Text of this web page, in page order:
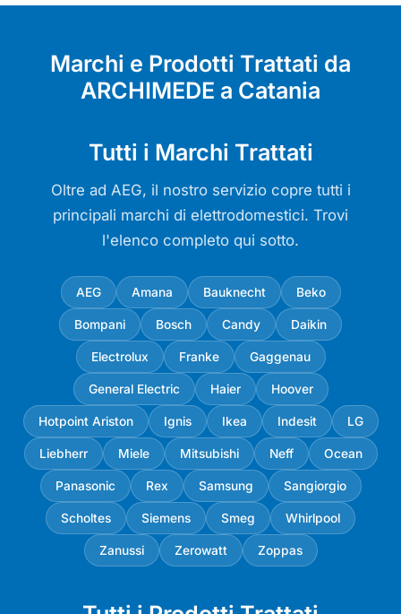
Marchi e Prodotti Trattati da
ARCHIMEDE a Catania
Tutti i Marchi Trattati
Oltre ad AEG, il nostro servizio copre tutti i
principali marchi di elettrodomestici. Trovi
l'elenco completo qui sotto.
AEG Amana Bauknecht Beko
Bompani Bosch Candy Daikin
Electrolux Franke Gaggenau
General Electric Haier Hoover
Hotpoint Ariston Ignis Ikea Indesit LG
Liebherr Miele Mitsubishi Neff Ocean
Panasonic Rex Samsung Sangiorgio
Scholtes Siemens Smeg Whirlpool
Zanussi Zerowatt Zoppas